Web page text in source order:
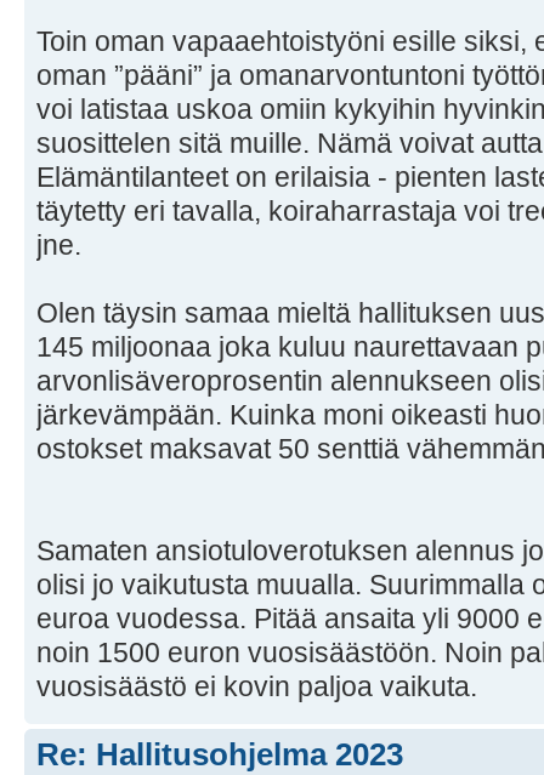
Toin oman vapaaehtoistyöni esille siksi,
oman ”pääni” ja omanarvontuntoni
voi latistaa uskoa omiin kykyihin
suosittelen sitä muille. Nämä voivat
Elämäntilanteet on erilaisia - pienten
täytetty eri tavalla, koiraharrastaja voi
jne.
Olen täysin samaa mieltä hallituksen
145 miljoonaa joka kuluu naurettavaan
arvonlisäveroprosentin alennukseen
järkevämpään. Kuinka moni oikeasti
ostokset maksavat 50 senttiä
Samaten ansiotuloverotuksen alennus
olisi jo vaikutusta muualla. Suurimmalla
euroa vuodessa. Pitää ansaita yli 9000
noin 1500 euron vuosisäästöön. Noin
vuosisäästö ei kovin paljoa vaikuta.
Re: Hallitusohjelma 2023